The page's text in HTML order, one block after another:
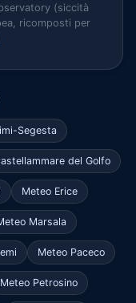
(siccità
ricomposti per
Segesta
del Golfo
Meteo Erice
Marsala
Meteo Paceco
Meteo Petrosino